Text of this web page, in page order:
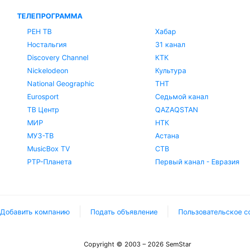
ТЕЛЕПРОГРАММА
РЕН ТВ
Ностальгия
Discovery Channel
Nickelodeon
National Geographic
Eurosport
ТВ Центр
МИР
МУЗ-ТВ
MusicBox TV
РТР-Планета
Хабар
31 канал
КТК
Культура
ТНТ
Седьмой канал
QAZAQSTAN
НТК
Астана
СТВ
Первый канал - Евразия
Добавить компанию Подать объявление Пользовательское
Copyright © 2003 – 2026 SemStar